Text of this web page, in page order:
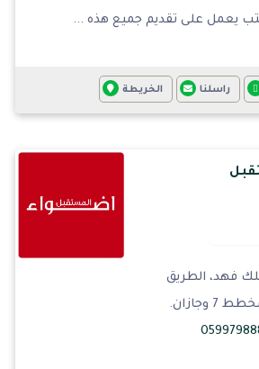
يعمل على تقديم جميع هذه ...
راسلنا الخريطة
الملك فهد، الطريق
وجازان.